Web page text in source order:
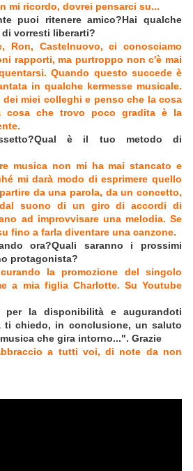
mi ricordo, dovrei pensarci su...
puoi ritenere amico?Hai qualche
vorresti liberarti?
Ron, Castelnuovo, ci conosciamo
rapporti, ma purtroppo non c'è mai
Quando questo succede è
in qualche kermesse musicale.
miei colleghi e penso che la cosa
cosa che trovo poco gradita è la
è il tuo metodo di
musica non mi ha mai stancato e
mi darà modo di esprimere quello
da una parola, da un concetto,
suono di un giro di accordi di
ad improvvisare una melodia. Se
fino a farla diventare una canzone.
ora?Quali saranno i prossimi
protagonista?
la promozione del singolo
a mia figlia Charlotte. Su Youtube
per la disponibilità e augurandoti
ti chiedo, in conclusione, un saluto
che gira intorno...". Grazie
a tutti voi, di note da non